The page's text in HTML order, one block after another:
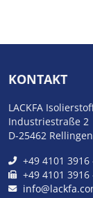
KONTAKT
LACKFA
Industriestraße 2
D-25462 Rellingen
+49 4101 3916
+49 4101 3916